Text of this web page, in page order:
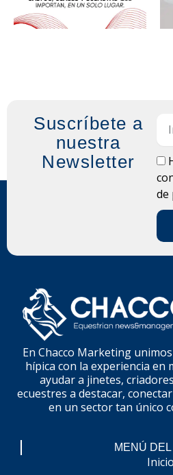
Suscríbete a
nuestra
Newsletter
de
En Chacco Marketing
hípica con la experiencia
ayudar a jinetes,
ecuestres a destacar,
en un sector tan único
MENÚ
Inicio